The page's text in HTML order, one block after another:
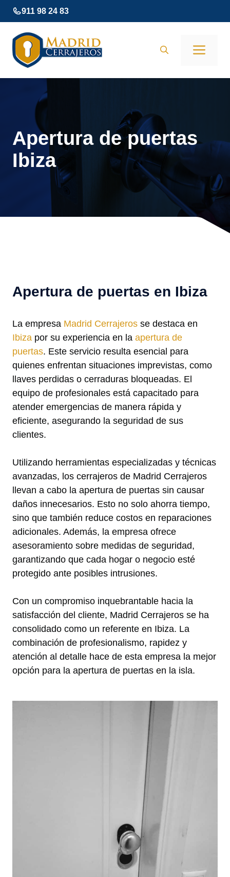
Saltar
al
contenido
911 98 24 83
Apertura de puertas
Ibiza
Apertura de puertas en Ibiza
La empresa Madrid Cerrajeros se destaca en
Ibiza por su experiencia en la apertura de
puertas. Este servicio resulta esencial para
quienes enfrentan situaciones imprevistas, como
llaves perdidas o cerraduras bloqueadas. El
equipo de profesionales está capacitado para
atender emergencias de manera rápida y
eficiente, asegurando la seguridad de sus
clientes.
Utilizando herramientas especializadas y técnicas
avanzadas, los cerrajeros de Madrid Cerrajeros
llevan a cabo la apertura de puertas sin causar
daños innecesarios. Esto no solo ahorra tiempo,
sino que también reduce costos en reparaciones
adicionales. Además, la empresa ofrece
asesoramiento sobre medidas de seguridad,
garantizando que cada hogar o negocio esté
protegido ante posibles intrusiones.
Con un compromiso inquebrantable hacia la
satisfacción del cliente, Madrid Cerrajeros se ha
consolidado como un referente en Ibiza. La
combinación de profesionalismo, rapidez y
atención al detalle hace de esta empresa la mejor
opción para la apertura de puertas en la isla.